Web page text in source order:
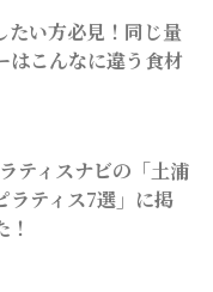
たい方必見！同じ量
はこんなに違う食材
ティスナビの「土浦
ラティス7選」に掲